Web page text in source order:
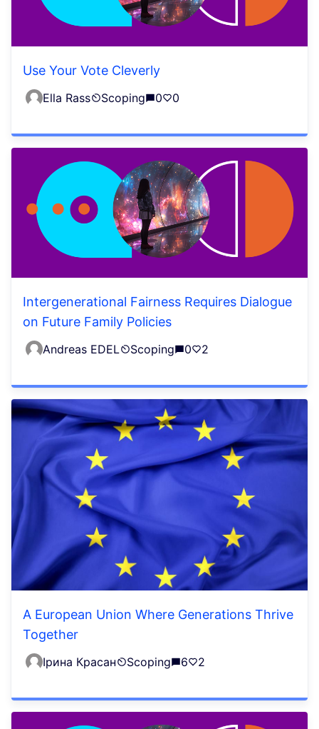
Use Your Vote Cleverly
Ella Rass Scoping 0 0
Intergenerational Fairness Requires Dialogue
on Future Family Policies
Andreas EDEL Scoping 0 2
A European Union Where Generations Thrive
Together
Ірина Красан Scoping 6 2